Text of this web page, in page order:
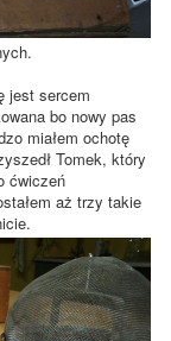
jest sercem
bo nowy pas
miałem ochotę
Tomek, który
ćwiczeń
aż trzy takie